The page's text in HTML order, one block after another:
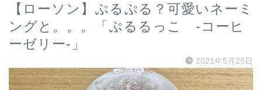
【ローソン】ぷるぷる？可愛いネーミ
ングと。。。「ぷるるっこ -コーヒ
ーゼリー-」
2021年5月25日